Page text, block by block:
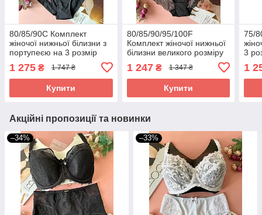
80/85/90C Комплект
жіночої нижньої білизни з
портупеєю на 3 розмір
1 275 ₴ 1 747 ₴
Купити
80/85/90/95/100F
Комплект жіночої нижньої
білизни великого розміру
1 247₴ 1 347 ₴
Купити
75/
3
1
Акційні пропозиції та новинки
–34% –33%